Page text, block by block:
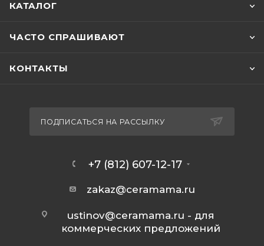
КАТАЛОГ
ЧАСТО СПРАШИВАЮТ
КОНТАКТЫ
ПОДПИСАТЬСЯ НА РАССЫЛКУ
+7 (812) 607-12-17
zakaz@ceramama.ru
ustinov@ceramama.ru - для
коммерческих предложений